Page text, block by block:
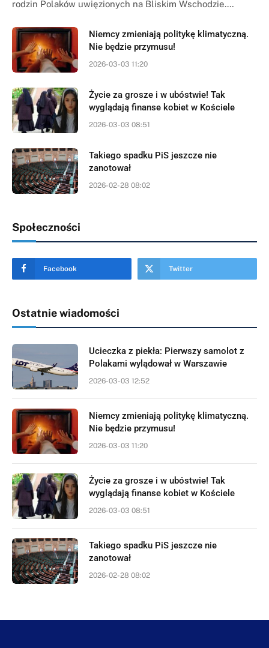
rodzin Polaków uwięzionych na Bliskim Wschodzie.…
Niemcy zmieniają politykę klimatyczną.
Nie będzie przymusu!
2026-03-03 11:20
Życie za grosze i w ubóstwie! Tak
wyglądają finanse kobiet w Kościele
2026-03-03 08:51
Takiego spadku PiS jeszcze nie
zanotował
2026-02-28 08:02
Społeczności
Facebook Twitter
Ostatnie wiadomości
Ucieczka z piekła: Pierwszy samolot z
Polakami wylądował w Warszawie
2026-03-03 12:52
Niemcy zmieniają politykę klimatyczną.
Nie będzie przymusu!
2026-03-03 11:20
Życie za grosze i w ubóstwie! Tak
wyglądają finanse kobiet w Kościele
2026-03-03 08:51
Takiego spadku PiS jeszcze nie
zanotował
2026-02-28 08:02